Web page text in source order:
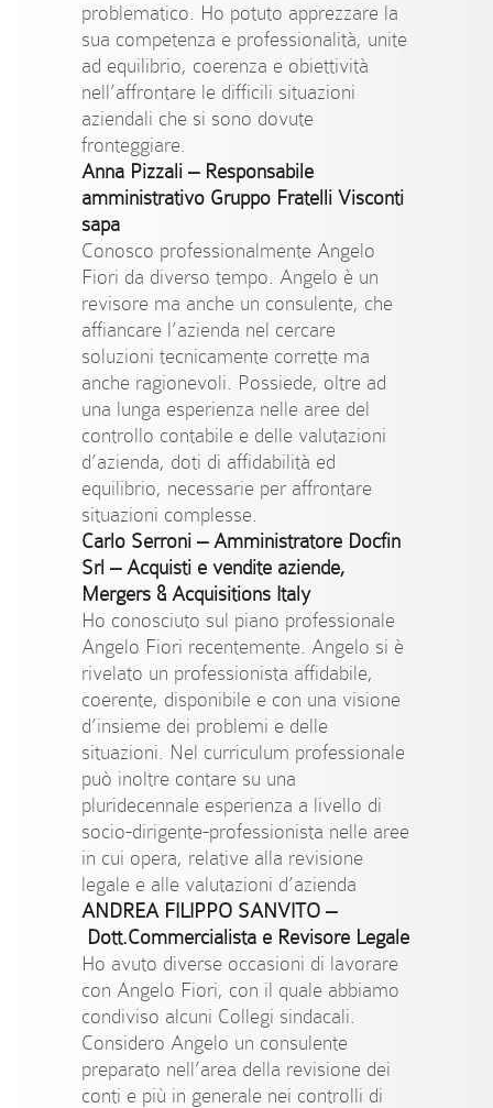
problematico. Ho potuto apprezzare la
sua competenza e professionalità, unite
ad equilibrio, coerenza e obiettività
nell’affrontare le difficili situazioni
aziendali che si sono dovute
fronteggiare.
Anna Pizzali – Responsabile
amministrativo Gruppo Fratelli Visconti
sapa
Conosco professionalmente Angelo
Fiori da diverso tempo. Angelo è un
revisore ma anche un consulente, che
affiancare l’azienda nel cercare
soluzioni tecnicamente corrette ma
anche ragionevoli. Possiede, oltre ad
una lunga esperienza nelle aree del
controllo contabile e delle valutazioni
d’azienda, doti di affidabilità ed
equilibrio, necessarie per affrontare
situazioni complesse.
Carlo Serroni – Amministratore Docfin
Srl – Acquisti e vendite aziende,
Mergers & Acquisitions Italy
Ho conosciuto sul piano professionale
Angelo Fiori recentemente. Angelo si è
rivelato un professionista affidabile,
coerente, disponibile e con una visione
d’insieme dei problemi e delle
situazioni. Nel curriculum professionale
può inoltre contare su una
pluridecennale esperienza a livello di
socio-dirigente-professionista nelle aree
in cui opera, relative alla revisione
legale e alle valutazioni d’azienda
ANDREA FILIPPO SANVITO –
Dott.Commercialista e Revisore Legale
Ho avuto diverse occasioni di lavorare
con Angelo Fiori, con il quale abbiamo
condiviso alcuni Collegi sindacali.
Considero Angelo un consulente
preparato nell’area della revisione dei
conti e più in generale nei controlli di